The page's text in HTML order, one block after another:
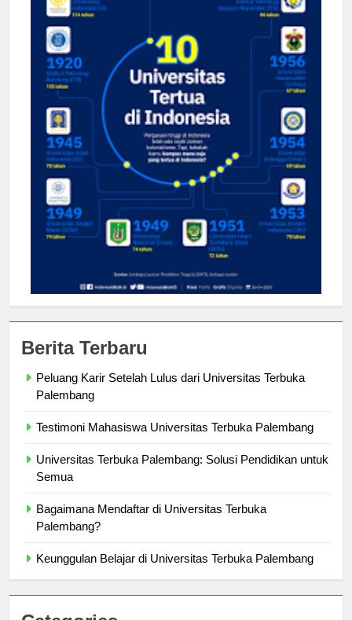
Peluang Karir Setelah Lulus dari Universitas Terbuka
Universitas Terbuka Palembang: Solusi Pendidikan untuk
Bagaimana Mendaftar di Universitas Terbuka